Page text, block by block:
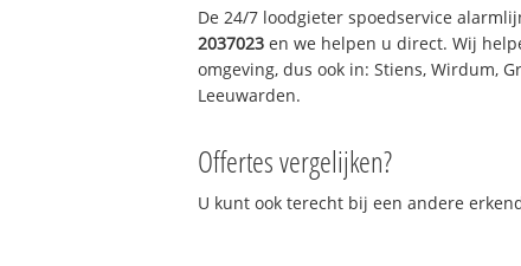
De 24/7 loodgieter spoedservice
2037023 en we helpen u direct. Wij
omgeving, dus ook in: Stiens, Wirdum,
Leeuwarden.
Offertes vergelijken?
U kunt ook terecht bij een andere